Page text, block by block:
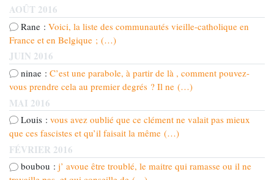
AOÛT 2016
Rane : Voici, la liste des communautés vieille-catholique en
France et en Belgique ; (…)
JUIN 2016
ninae : C’est une parabole, à partir de là , comment pouvez-
vous prendre cela au premier degrés ? Il ne (…)
MAI 2016
Louis : vous avez oublié que ce clément ne valait pas mieux
que ces fascistes et qu’il faisait la même (…)
FÉVRIER 2016
boubou : j’ avoue être troublé, le maitre qui ramasse ou il ne